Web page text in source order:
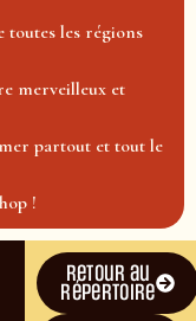
toutes les régions
merveilleux et
partout et tout le
!
Retour au
répertoire